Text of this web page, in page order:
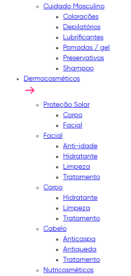
Cuidado Masculino
Colorações
Depilatórios
Lubrificantes
Pomadas / gel
Preservativos
Shampoo
Dermocosméticos
Proteção Solar
Corpo
Facial
Facial
Anti-idade
Hidratante
Limpeza
Tratamento
Corpo
Hidratante
Limpeza
Tratamento
Cabelo
Anticaspa
Antiqueda
Tratamento
Nutricosméticos